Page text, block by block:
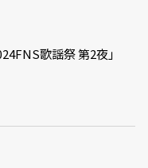
歌謡祭 第2夜」